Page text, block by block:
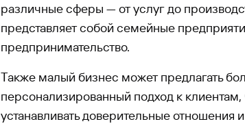
различные сферы — от услуг до
представляет собой семейные
предпринимательство.
Также малый бизнес может предлагать
персонализированный подход к клиентам,
устанавливать доверительные отношения